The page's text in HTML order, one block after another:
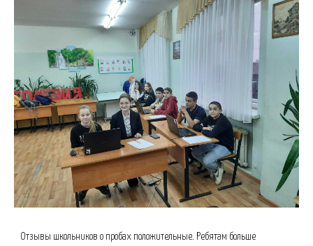
Отзывы школьников о пробах положительные. Ребятам больше